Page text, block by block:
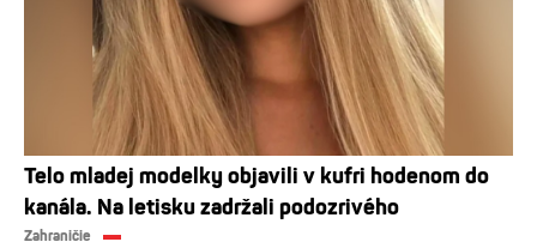
Telo mladej modelky objavili v kufri hodenom do
kanála. Na letisku zadržali podozrivého
Zahraničie